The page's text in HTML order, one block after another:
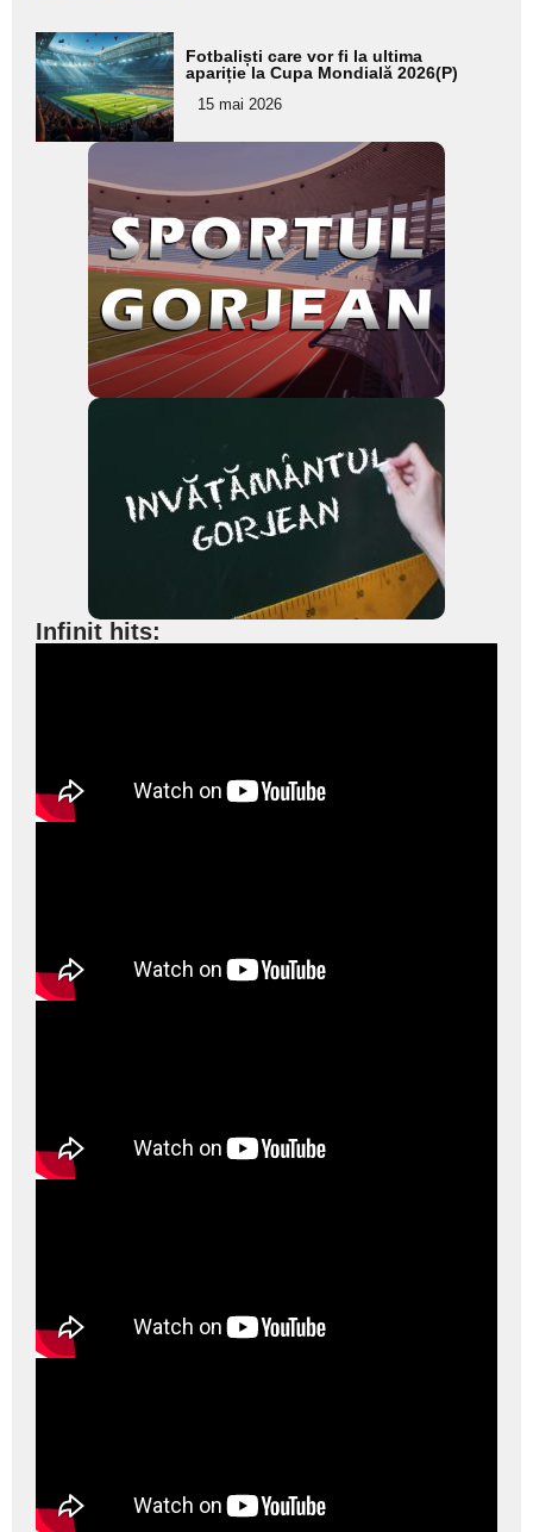
Adaugă
aici textul
pentru
subtitlu
Fotbaliști care vor fi la ultima
apariție la Cupa Mondială 2026(P)
15 mai 2026
Infinit hits: